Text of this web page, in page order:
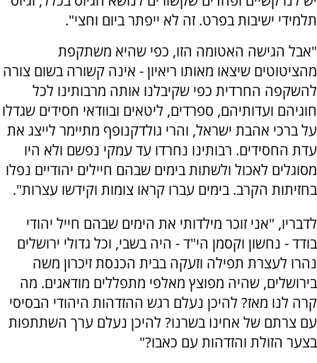
תלמידי ישיבות בפרט. זה לא ייפתר ביום וחצי".
"אבל הגישה האטומה הזו, כפי שהיא משתקפת
מהציטוטים שיצאו מאותו ריאיון - אינה קשורה בשום צורה
להשקפה החרדית כפי שקיבלנו אותה מרבותינו לכל
חוגיהם ועדותיהם, ספרדים, ליטאים ובוודאי חסידים שגדלו
על ברכי אהבת ישראל, והרי גולדקנופף מתיימר לייצג את
עדת החסידים. רבותינו נחרדו עד עמקי נפשם ולא היו
מסוגלים לאכול ולשתות בימים שבהם חיילים יהודיים נפלו
בחזיתות הקרב. בימים עברו קראו צומות וקידשו עצרות".
לדבריו, "אני זוכר מילדותי את הימים שבהם חייל יהודי
בודד - נחשון וקסמן הי"ד - היה בשבי, וכל גדולי ירושלים
נהרו לעצרת תפילה וזעקה בבית הכנסת זיכרון משה
בירושלים, שהיה מפוצץ מאלפי מתפללים מודאגים. מה
קרה לנו מאז? להיכן נעלם רגש ההזדהות היהודי הבסיסי
עם צרתם של אחינו בשרנו? להיכן נעלם ערך השתתפות
בצער הזולת והזדהות עם כאבו?"